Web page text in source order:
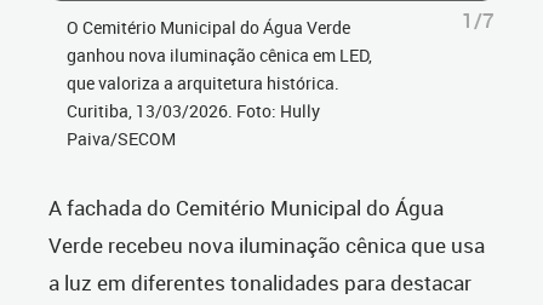
O Cemitério Municipal do Água Verde
ganhou nova iluminação cênica em LED,
que valoriza a arquitetura histórica.
Curitiba, 13/03/2026. Foto: Hully
Paiva/SECOM
1/7
A fachada do Cemitério Municipal do Água
Verde recebeu nova iluminação cênica que usa
a luz em diferentes tonalidades para destacar